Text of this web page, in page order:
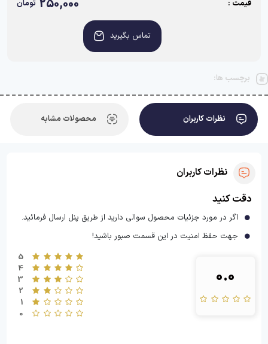
قیمت : 250,000 تومان
تماس بگیرید
برچسب ها:
نظرات کاربران محصولات مشابه
نظرات کاربران
دقت کنید
اگر در مورد جزئیات محصول سوالی دارید از طریق پنل ارسال فرمائید.
جهت حفظ امنیت در این قسمت صبور باشید!
0.0
5
4
3
2
1
0